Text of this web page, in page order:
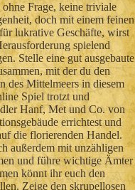
Frage, keine triviale
doch mit einem feinen
lukrative Geschäfte, wirst
spielend
Stelle eine gut ausgebaute
mit der du den
des Mittelmeers in diesem
Spiel trotzt und
Hanf, Met und Co. von
errichtest und
die florierenden Handel.
außerdem mit unzähligen
und führe wichtige Ämter
könnt ihr euch den
Zeige den skrupellosen